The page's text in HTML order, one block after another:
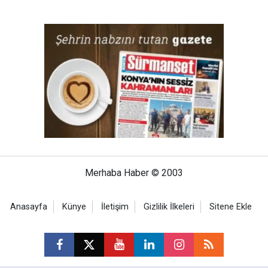
Merhaba Haber © 2003
Anasayfa Künye İletişim Gizlilik İlkeleri Sitene Ekle